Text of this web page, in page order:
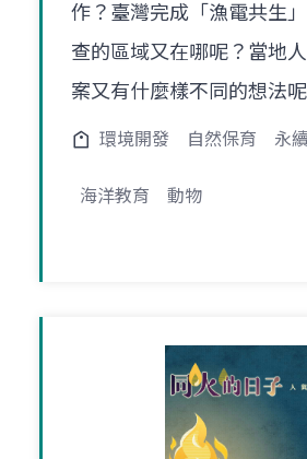
作？臺灣完成「漁電共生
查的區域又在哪呢？當地
案又有什麼樣不同的想法
環境開發 自然保育 永
海洋教育 動物